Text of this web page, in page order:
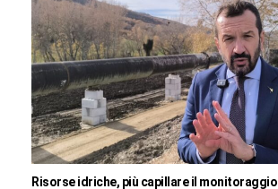
Risorse idriche, più capillare il monitoraggio